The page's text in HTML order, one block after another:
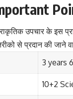
उपचार के इस
से प्रदान की
3 years
10+2